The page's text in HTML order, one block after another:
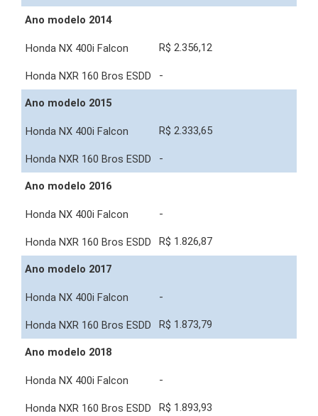
Ano modelo 2014
R$ 2.356,12
-
Ano modelo 2015
R$ 2.333,65
-
Ano modelo 2016
-
R$ 1.826,87
Ano modelo 2017
-
R$ 1.873,79
Ano modelo 2018
-
R$ 1.893,93